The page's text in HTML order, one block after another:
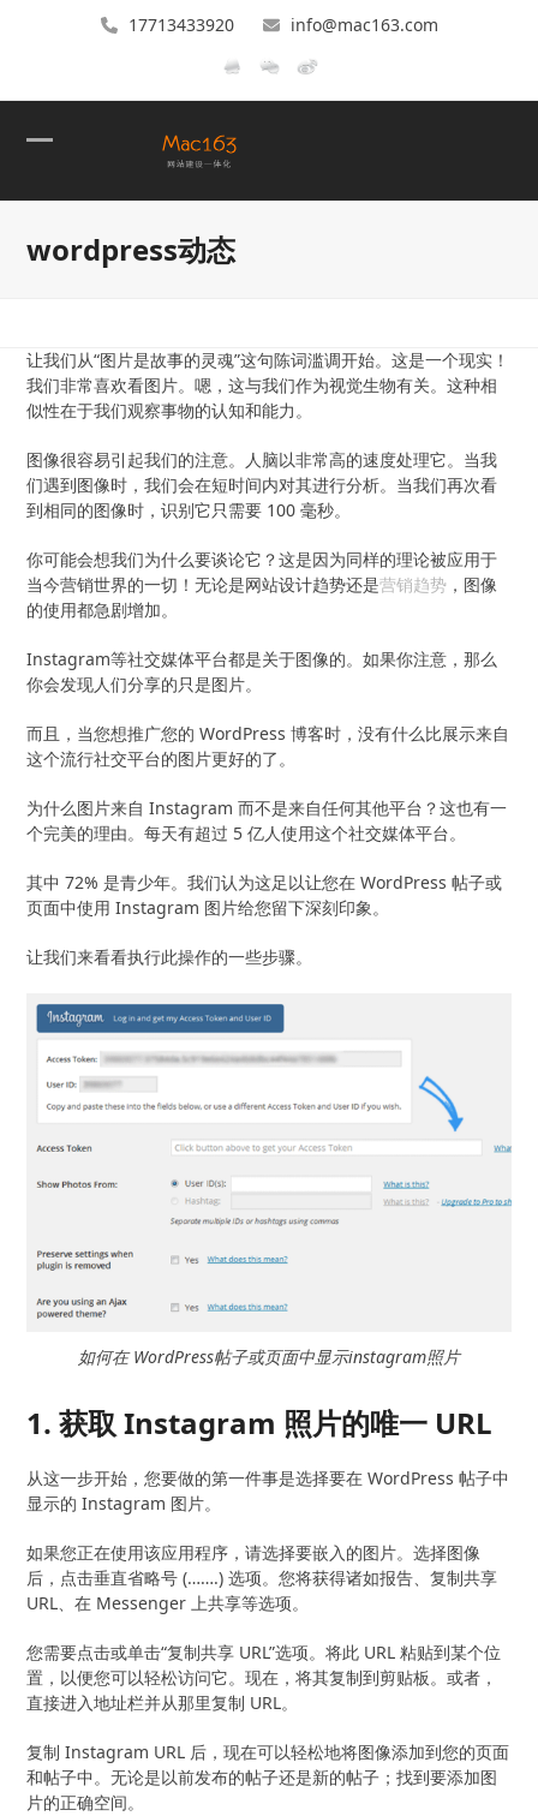
17713433920 info@mac163.com
mobile
menu
mobile
menu
wordpress动态
让我们从“图片是故事的灵魂”这句陈词滥调开始。这是一个现实！
我们非常喜欢看图片。嗯，这与我们作为视觉生物有关。这种相
似性在于我们观察事物的认知和能力。
图像很容易引起我们的注意。人脑以非常高的速度处理它。当我
们遇到图像时，我们会在短时间内对其进行分析。当我们再次看
到相同的图像时，识别它只需要 100 毫秒。
你可能会想我们为什么要谈论它？这是因为同样的理论被应用于
当今营销世界的一切！无论是网站设计趋势还是营销趋势 ，图像
的使用都急剧增加。
Instagram等社交媒体平台都是关于图像的。如果你注意，那么
你会发现人们分享的只是图片。
而且，当您想推广您的 WordPress 博客时，没有什么比展示来自
这个流行社交平台的图片更好的了。
为什么图片来自 Instagram 而不是来自任何其他平台？这也有一
个完美的理由。每天有超过 5 亿人使用这个社交媒体平台。
其中 72% 是青少年。我们认为这足以让您在 WordPress 帖子或
页面中使用 Instagram 图片给您留下深刻印象。
让我们来看看执行此操作的一些步骤。
如何在 WordPress帖子或页面中显示instagram照片
1. 获取 Instagram 照片的唯一 URL
从这一步开始，您要做的第一件事是选择要在 WordPress 帖子中
显示的 Instagram 图片。
如果您正在使用该应用程序，请选择要嵌入的图片。选择图像
后，点击垂直省略号 (…….) 选项。您将获得诸如报告、复制共享
URL、在 Messenger 上共享等选项。
您需要点击或单击“复制共享 URL”选项。将此 URL 粘贴到某个位
置，以便您可以轻松访问它。现在，将其复制到剪贴板。或者，
直接进入地址栏并从那里复制 URL。
复制 Instagram URL 后，现在可以轻松地将图像添加到您的页面
和帖子中。无论是以前发布的帖子还是新的帖子；找到要添加图
片的正确空间。